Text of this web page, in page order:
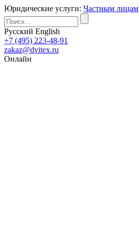
Юридические услуги: Частным лицам
Русский English
+7 (495) 223-48-91
zakaz@dvitex.ru
Онлайн